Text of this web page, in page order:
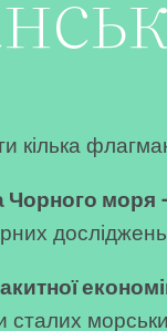
Чорного моря